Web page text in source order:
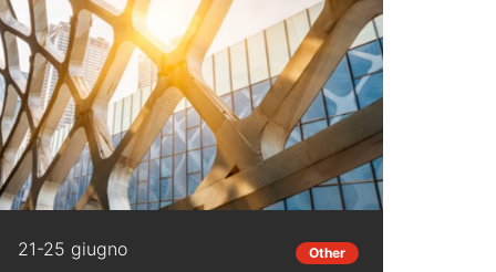
collettivo".L'agenda dettagliata e le
modalità di partecipazione sono
disponibili al link
21-25 giugno Other